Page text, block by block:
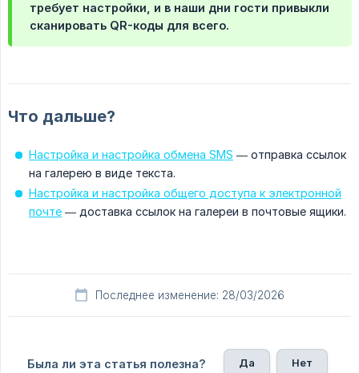
требует настройки, и в наши дни гости привыкли
сканировать QR-коды для всего.
Что дальше?
Настройка и настройка обмена SMS — отправка ссылок
на галерею в виде текста.
Настройка и настройка общего доступа к электронной
почте — доставка ссылок на галереи в почтовые ящики.
Последнее изменение: 28/03/2026
Была ли эта статья полезна? Да Нет